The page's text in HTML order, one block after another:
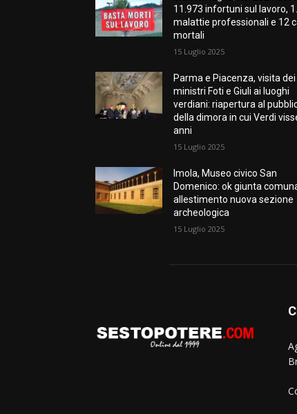
11.973 infortuni sul lavoro,
malattie professionali e 12
mortali
15 Luglio 2025
Parma e Piacenza, visita dei
ministri Foti e Giuli ai luoghi
verdiani: riapertura al
della dimora in cui Verdi
anni
15 Luglio 2025
Imola, Museo civico San
Domenico: ok giunta
allestimento nuova sezione
archeologica
15 Luglio 2025